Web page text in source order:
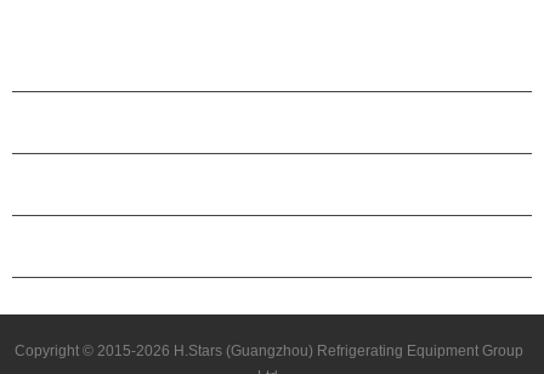
Copyright © 2015-2026 H.Stars (Guangzhou) Refrigerating Equipment Group